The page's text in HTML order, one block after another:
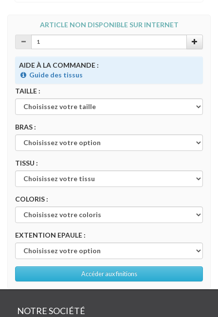
ARTICLE NON DISPONIBLE SUR INTERNET
AIDE À LA COMMANDE :
Guide des tissus
TAILLE :
BRAS :
TISSU :
COLORIS :
EXTENTION EPAULE :
Accéder aux finitions
NOTRE SOCIÉTÉ